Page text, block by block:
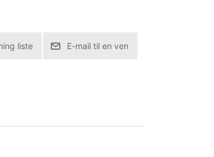
liste E-mail til en ven